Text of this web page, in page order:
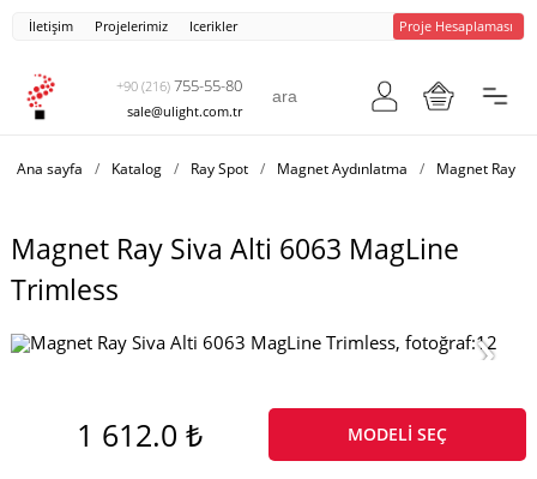
İletişim Projelerimiz Icerikler Proje Hesaplaması
+90 (216) 755-55-80
sale@ulight.com.tr
Ana sayfa / Katalog / Ray Spot / Magnet Aydınlatma / Magnet Ray
Magnet Ray Siva Alti 6063 MagLine
Trimless
1 612.0 ₺ MODELI SEÇ